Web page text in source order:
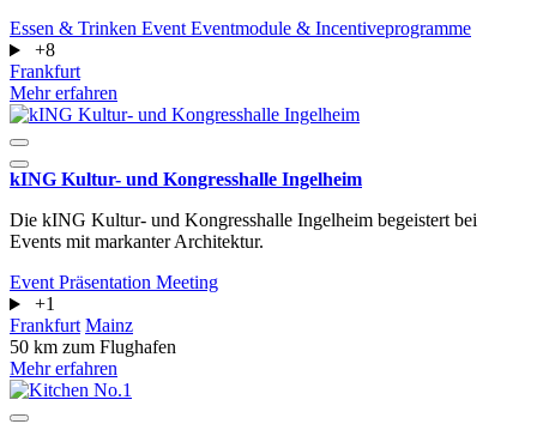
Essen & Trinken Event Eventmodule & Incentiveprogramme
+8
Frankfurt
Mehr erfahren
kING Kultur- und Kongresshalle Ingelheim
Die kING Kultur- und Kongresshalle Ingelheim begeistert bei
Events mit markanter Architektur.
Event Präsentation Meeting
+1
Frankfurt Mainz
50 km zum Flughafen
Mehr erfahren